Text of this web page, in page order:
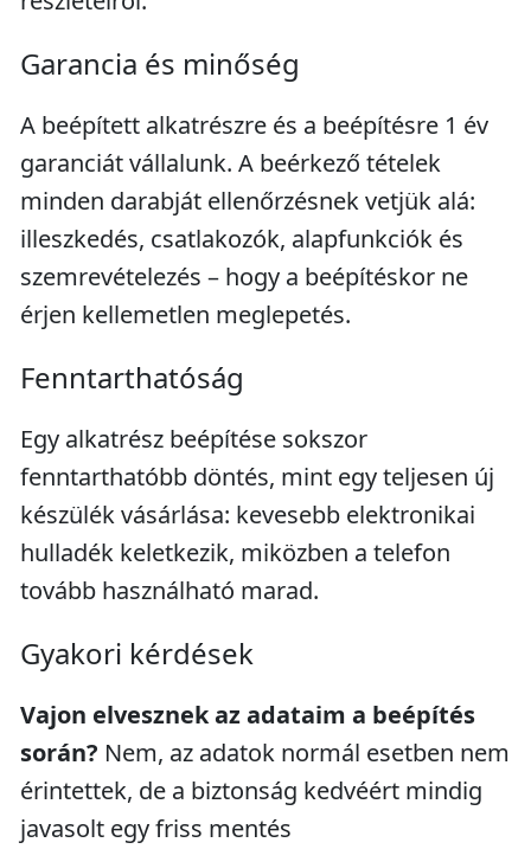
Garancia és minőség
A beépített alkatrészre és a beépítésre 1 év
garanciát vállalunk. A beérkező tételek
minden darabját ellenőrzésnek vetjük alá:
illeszkedés, csatlakozók, alapfunkciók és
szemrevételezés – hogy a beépítéskor ne
érjen kellemetlen meglepetés.
Fenntarthatóság
Egy alkatrész beépítése sokszor
fenntarthatóbb döntés, mint egy teljesen új
készülék vásárlása: kevesebb elektronikai
hulladék keletkezik, miközben a telefon
tovább használható marad.
Gyakori kérdések
Vajon elvesznek az adataim a beépítés
során? Nem, az adatok normál esetben nem
érintettek, de a biztonság kedvéért mindig
javasolt egy friss mentés